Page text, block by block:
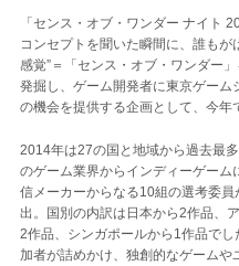
「センス・オブ・ワンダー ナイト
コンセプトを聞いた瞬間に、誰も
感覚”＝「センス・オブ・ワンダー
発掘し、ゲーム開発者に東京ゲー
の機会を提供する企画として、今年
2014年は27の国と地域から過去最
のゲーム業界からインディーゲー
信メーカーからなる10組の選考委
出。国別の内訳は日本から2作品、
2作品、シンガポールから1作品で
加者が詰めかけ、独創的なゲーム